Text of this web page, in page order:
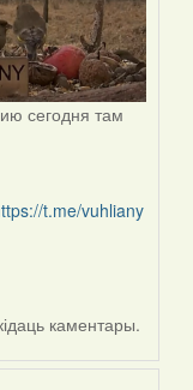
сегодня там
t.me/vuhliany
каментары.